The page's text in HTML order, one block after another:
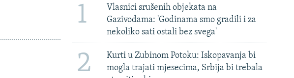
1
Vlasnici srušenih objekata na
Gazivodama: 'Godinama smo gradili i za
nekoliko sati ostali bez svega'
2
Kurti u Zubinom Potoku: Iskopavanja bi
mogla trajati mjesecima, Srbija bi trebala